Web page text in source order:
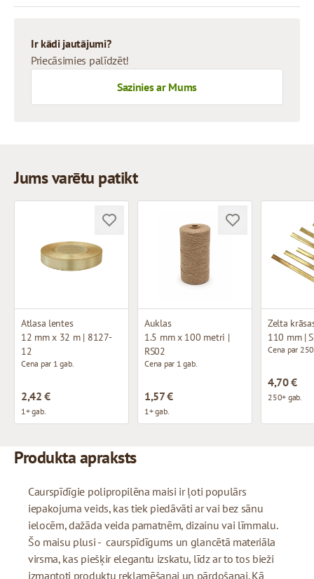
Ir kādi jautājumi?
Priecāsimies palīdzēt!
Sazinies ar Mums
Jums varētu patikt
Atlasa lentes
12 mm x 32 m | 8127-
12
Cena par 1 gab.
2,42 €
1+ gab.
Auklas
1.5 mm x 100 metri |
RS02
Cena par 1 gab.
1,57 €
1+ gab.
Zelta
110 mm |
Cena par
4,70 €
250+ gab.
Produkta apraksts
Caurspīdīgie polipropilēna maisi ir ļoti populārs
iepakojuma veids, kas tiek piedāvāti ar vai bez sānu
ielocēm, dažāda veida pamatnēm, dizainu vai līmmalu.
Šo maisu plusi - caurspīdīgums un glancētā materiāla
virsma, kas piešķir elegantu izskatu, līdz ar to tos bieži
izmantoti produktu reklamēšanai un pārdošanai. Kā